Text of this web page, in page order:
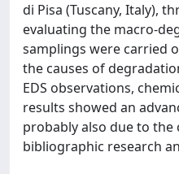
di Pisa (Tuscany, Italy),
evaluating the macro-
samplings were carried
the causes of
EDS observations,
results showed an
probably also due to
bibliographic research